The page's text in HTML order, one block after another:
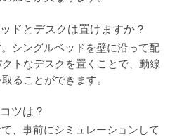
ドとデスクは置けますか？
シングルベッドを壁に沿って配
トなデスクを置くことで、動線
ることができます。
ツは？
、事前にシミュレーションして